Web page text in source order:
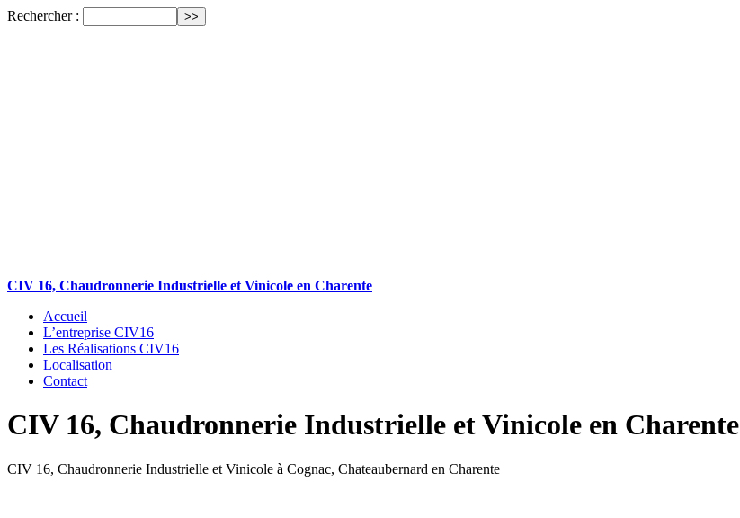
Rechercher :
CIV 16, Chaudronnerie Industrielle et Vinicole en Charente
Accueil
L’entreprise CIV16
Les Réalisations CIV16
Localisation
Contact
CIV 16, Chaudronnerie Industrielle et Vinicole en Charente
CIV 16, Chaudronnerie Industrielle et Vinicole à Cognac, Chateaubernard en Charente